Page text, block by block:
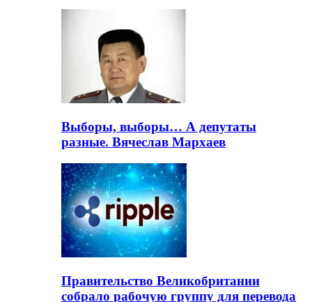
Выборы, выборы… А депутаты
разные. Вячеслав Мархаев
Правительство Великобритании
собрало рабочую группу для перевода